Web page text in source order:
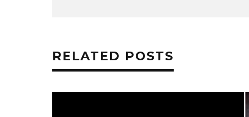
RELATED POSTS